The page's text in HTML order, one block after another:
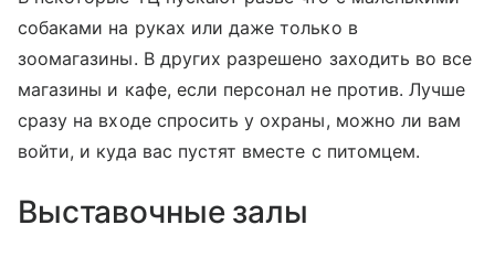
собаками на руках или даже только в
зоомагазины. В других разрешено заходить во все
магазины и кафе, если персонал не против. Лучше
сразу на входе спросить у охраны, можно ли вам
войти, и куда вас пустят вместе с питомцем.
Выставочные залы